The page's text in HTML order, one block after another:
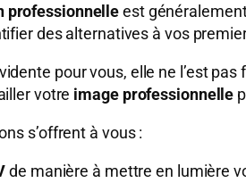
professionnelleest
des alternatives à vos
pour vous, elle ne l’est
votre image professionnelle
s’offrent à vous :
de manière à mettre en lumière